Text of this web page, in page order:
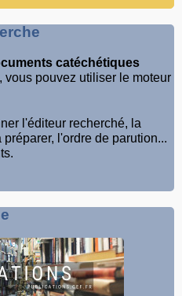
catéchétiques
, vous pouvez utiliser le moteur
l'éditeur recherché, la
l'ordre de parution...